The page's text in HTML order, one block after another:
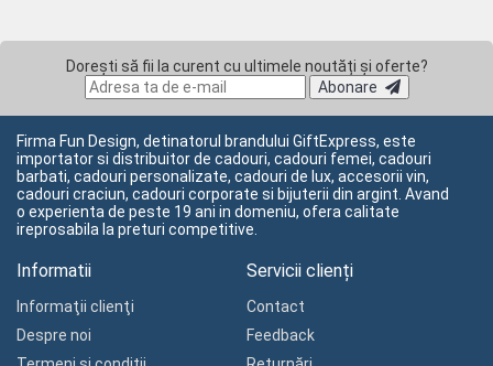
Dorești să fii la curent cu ultimele noutăți și oferte?
Abonare
Firma Fun Design, detinatorul brandului GiftExpress, este
importator si distribuitor de cadouri, cadouri femei, cadouri
barbati, cadouri personalizate, cadouri de lux, accesorii vin,
cadouri craciun, cadouri corporate si bijuterii din argint. Avand
o experienta de peste 19 ani in domeniu, ofera calitate
ireprosabila la preturi competitive.
Informatii
Informaţii clienţi
Despre noi
Servicii clienți
Contact
Feedback